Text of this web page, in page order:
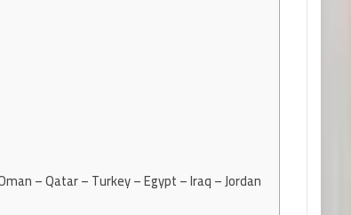
– Qatar – Turkey – Egypt – Iraq – Jordan